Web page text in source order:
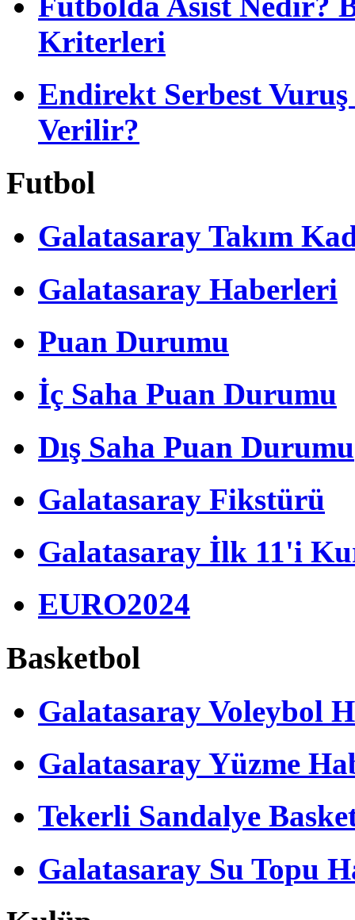
Kriterleri
Endirekt Serbest
Verilir?
Futbol
Galatasaray Takım
Galatasaray Haberleri
Puan Durumu
İç Saha Puan Durumu
Dış Saha Puan Durumu
Galatasaray Fikstürü
Galatasaray İlk 11'i
EURO2024
Basketbol
Galatasaray Voleybol
Galatasaray Yüzme
Tekerli Sandalye
Galatasaray Su Topu